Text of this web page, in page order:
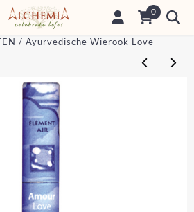
gesloten. 0
/ Ayurvedische Wierook Love